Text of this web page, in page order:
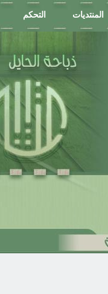
المنتديات التحكم